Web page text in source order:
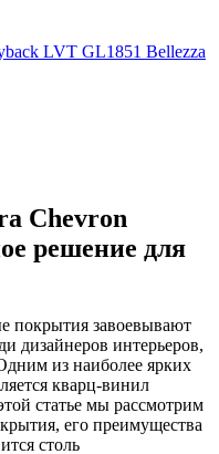
LVT GL1851 Bellezza
Chevron
решение для
покрытия завоевывают
дизайнеров интерьеров,
из наиболее ярких
кварц-винил
статье мы рассмотрим
его преимущества
столь